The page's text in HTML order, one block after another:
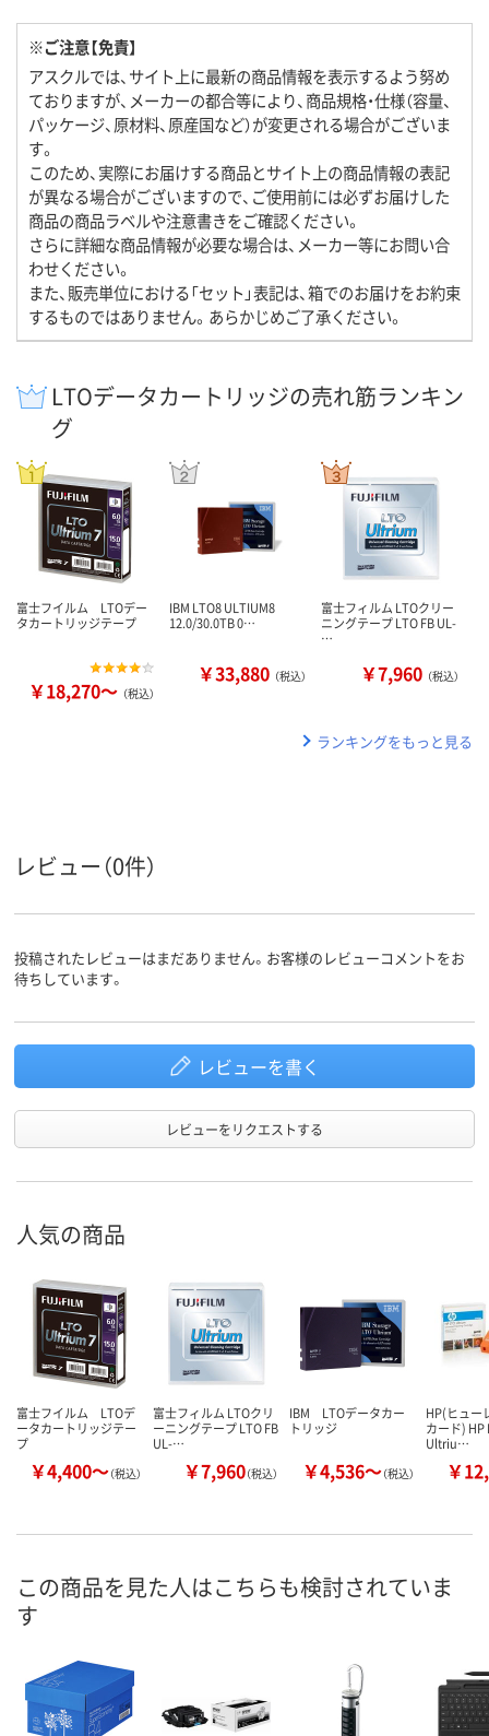
※ご注意【免責】
アスクルでは、サイト上に最新の商品情報を表示するよう努め
ておりますが、メーカーの都合等により、商品規格・仕様（容量、
パッケージ、原材料、原産国など）が変更される場合がございま
す。
このため、実際にお届けする商品とサイト上の商品情報の表記
が異なる場合がございますので、ご使用前には必ずお届けした
商品の商品ラベルや注意書きをご確認ください。
さらに詳細な商品情報が必要な場合は、メーカー等にお問い合
わせください。
また、販売単位における「セット」表記は、箱でのお届けをお約束
するものではありません。あらかじめご了承ください。
LTOデータカートリッジの売れ筋ランキン
グ
富士フイルム LTOデー
タカートリッジテープ
￥18,270～ （税込）
IBM LTO8 ULTIUM8
12.0/30.0TB 0…
￥33,880 （税込）
富士フィルム LTOクリー
ニングテープ LTO FB UL-
…
￥7,960 （税込）
ランキングをもっと見る
レビュー（0件）
投稿されたレビューはまだありません。お客様のレビューコメントをお
待ちしています。
レビューを書く
レビューをリクエストする
人気の商品
富士フイルム LTOデ
ータカートリッジテー
プ
￥4,400～（税込）
富士フィルム LTOクリ
ーニングテープ LTO FB
UL-…
￥7,960（税込）
IBM LTOデータカー
トリッジ
￥4,536～（税込）
HP(ヒュー
カード) HP
Ultriu…
￥
この商品を見た人はこちらも検討されていま
す